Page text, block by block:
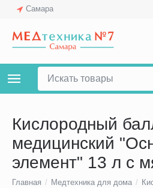
Самара
Кислородный
медицинский
элемент" 13 л с
Главная / Медтехника для дома /